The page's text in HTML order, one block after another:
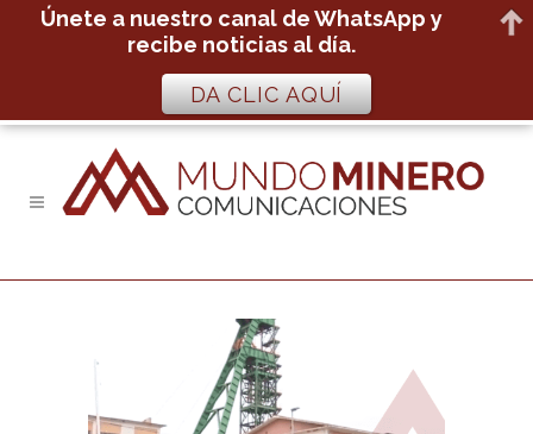
Únete a nuestro canal de WhatsApp y
recibe noticias al día.
DA CLIC AQUÍ